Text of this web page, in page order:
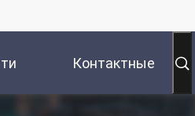
Контактные